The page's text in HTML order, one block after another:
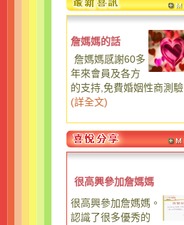
詹媽媽的話
詹媽媽感謝60多
年來會員及各方
的支持,免費婚姻性商測驗
(詳全文)
很高興參加詹媽媽
很高興參加詹媽媽。
認識了很多優秀的